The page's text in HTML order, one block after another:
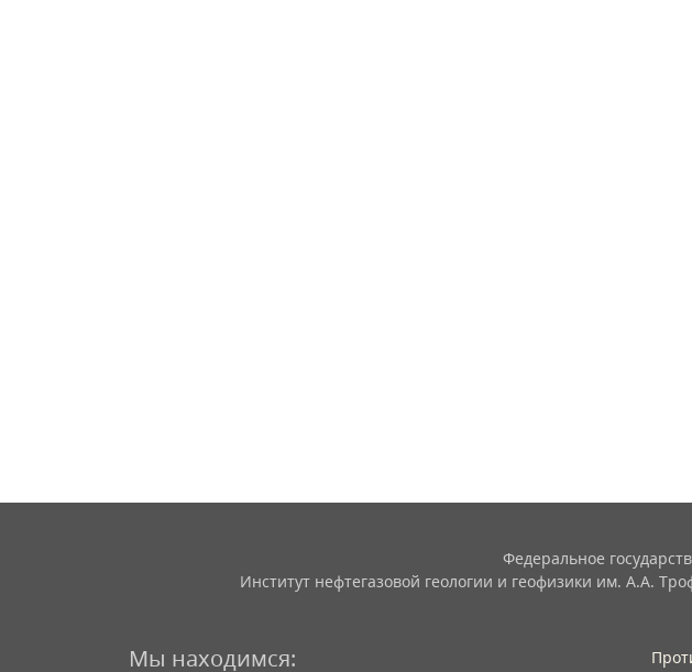
Федеральное
Институт нефтегазовой геологии и геофизики им. А.А.
Мы находимся: